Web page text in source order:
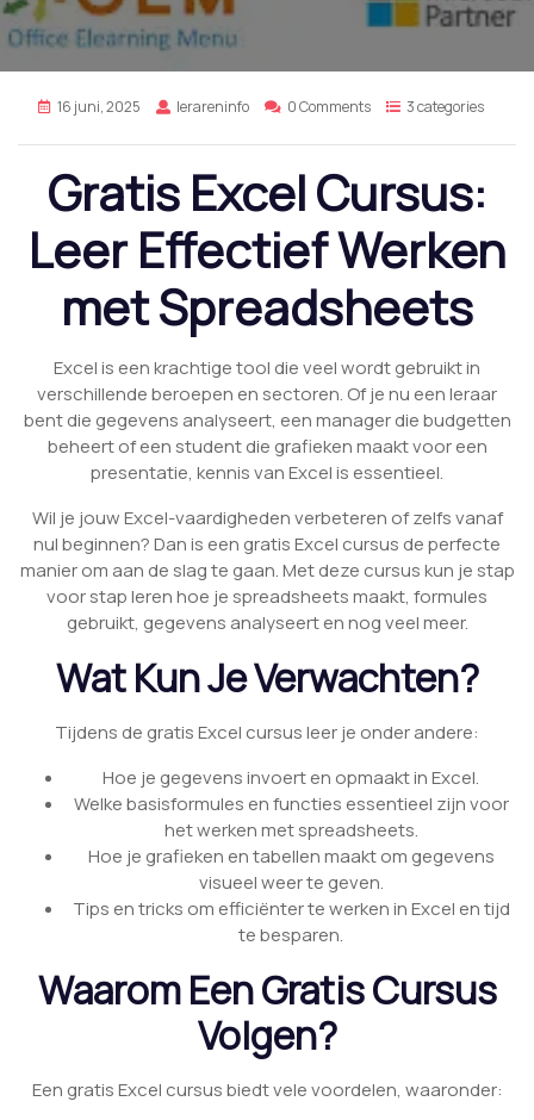
16 juni, 2025 lerareninfo 0 Comments 3 categories
Gratis Excel Cursus:
Leer Effectief Werken
met Spreadsheets
Excel is een krachtige tool die veel wordt gebruikt in
verschillende beroepen en sectoren. Of je nu een leraar
bent die gegevens analyseert, een manager die budgetten
beheert of een student die grafieken maakt voor een
presentatie, kennis van Excel is essentieel.
Wil je jouw Excel-vaardigheden verbeteren of zelfs vanaf
nul beginnen? Dan is een gratis Excel cursus de perfecte
manier om aan de slag te gaan. Met deze cursus kun je stap
voor stap leren hoe je spreadsheets maakt, formules
gebruikt, gegevens analyseert en nog veel meer.
Wat Kun Je Verwachten?
Tijdens de gratis Excel cursus leer je onder andere:
Hoe je gegevens invoert en opmaakt in Excel.
Welke basisformules en functies essentieel zijn voor
het werken met spreadsheets.
Hoe je grafieken en tabellen maakt om gegevens
visueel weer te geven.
Tips en tricks om efficiënter te werken in Excel en tijd
te besparen.
Waarom Een Gratis Cursus
Volgen?
Een gratis Excel cursus biedt vele voordelen, waaronder: